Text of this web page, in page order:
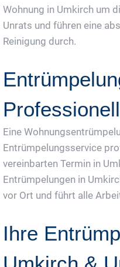
Wohnung in Umkirch um
Unrats und führen eine
Reinigung durch.
Eine
Entrümpelungsservice
vereinbarten Termin in
Entrümpelungen in
vor Ort und führt alle
Ihre